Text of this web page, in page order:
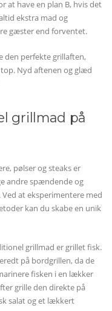
at have en plan B, hvis det
ekstra mad og
gæster end forventet.
den perfekte grillaften,
Nyd aftenen og glæd
grillmad på
pølser og steaks er
andre spændende og
at eksperimentere med
kan du skabe en unik
grillmad er grillet fisk.
på bordgrillen, da de
fisken i en lækker
grille den direkte på
salat og et lækkert